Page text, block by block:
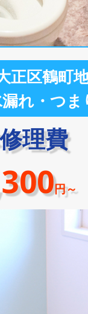
正区鶴町
れ・つま
理費
円～